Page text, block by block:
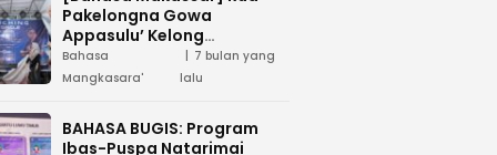
Pakelongna Gowa
Appasulu’ Kelong
Mangkasara’ “Teai Jodota”
na “Tepo’ Jarung”
Bahasa
Mangkasara'
7 bulan yang
lalu
BAHASA BUGIS: Program
Ibas-Puspa Natarimai